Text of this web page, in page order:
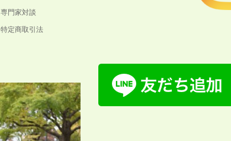
専門家対談
特定商取引法